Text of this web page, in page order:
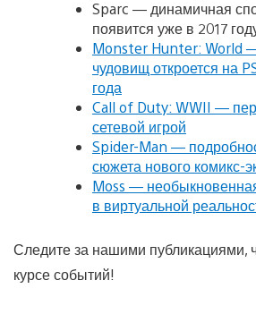
Sparc — динамичная
появится уже в 2017
Monster Hunter: World
чудовищ откроется на
года
Call of Duty: WWII —
сетевой игрой
Spider-Man —
сюжета нового комикс-
Moss —
в виртуальной
Следите за нашими публикациями,
курсе событий!